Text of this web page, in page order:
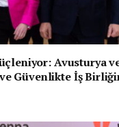
Avusturya
Güvenlikte İş